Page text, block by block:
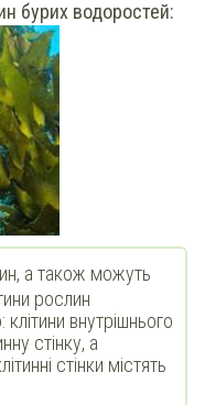
бурих водоростей:
а також можуть
рослин
внутрішнього
стінку, а
стінки містять